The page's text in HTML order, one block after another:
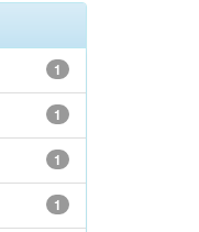
1
1
1
1